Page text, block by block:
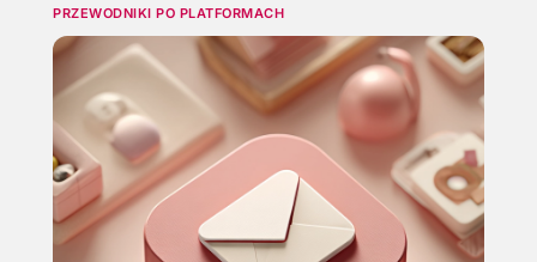
PRZEWODNIKI PO PLATFORMACH